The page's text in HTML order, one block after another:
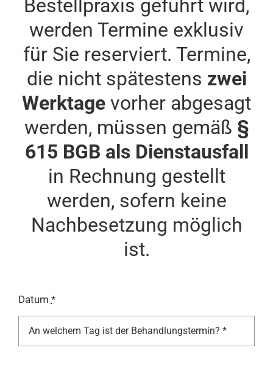
Bestellpraxis geführt wird,
werden Termine exklusiv
für Sie reserviert. Termine,
die nicht spätestens zwei
Werktage vorher abgesagt
werden, müssen gemäß §
615 BGB als Dienstausfall
in Rechnung gestellt
werden, sofern keine
Nachbesetzung möglich
ist.
Datum *